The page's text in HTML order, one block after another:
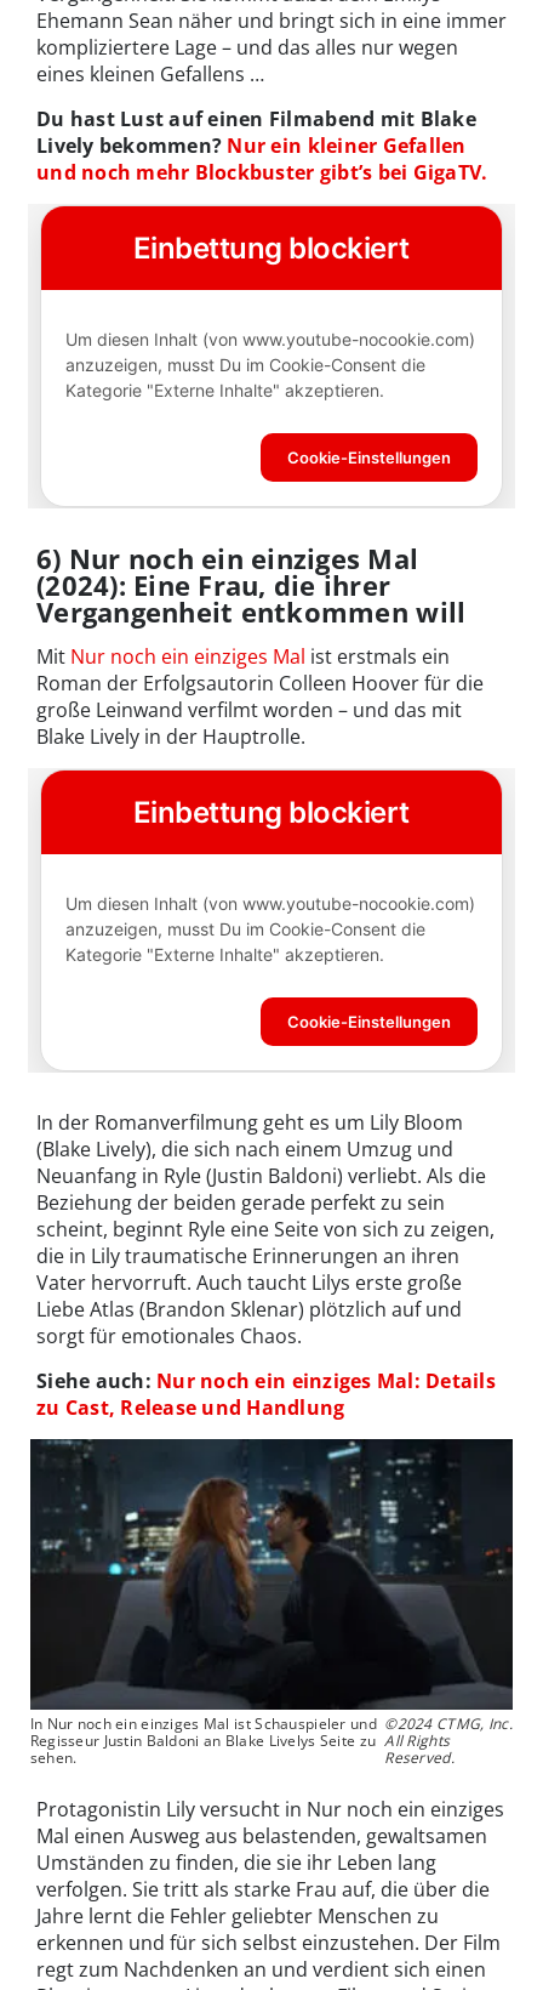
Ehemann Sean näher und bringt sich in eine immer
kompliziertere Lage – und das alles nur wegen
eines kleinen Gefallens …
Du hast Lust auf einen Filmabend mit Blake
Lively bekommen? Nur ein kleiner Gefallen
und noch mehr Blockbuster gibt’s bei GigaTV.
6) Nur noch ein einziges Mal
(2024): Eine Frau, die ihrer
Vergangenheit entkommen will
Mit Nur noch ein einziges Mal ist erstmals ein
Roman der Erfolgsautorin Colleen Hoover für die
große Leinwand verfilmt worden – und das mit
Blake Lively in der Hauptrolle.
In der Romanverfilmung geht es um Lily Bloom
(Blake Lively), die sich nach einem Umzug und
Neuanfang in Ryle (Justin Baldoni) verliebt. Als die
Beziehung der beiden gerade perfekt zu sein
scheint, beginnt Ryle eine Seite von sich zu zeigen,
die in Lily traumatische Erinnerungen an ihren
Vater hervorruft. Auch taucht Lilys erste große
Liebe Atlas (Brandon Sklenar) plötzlich auf und
sorgt für emotionales Chaos.
Siehe auch: Nur noch ein einziges Mal: Details
zu Cast, Release und Handlung
In Nur noch ein einziges Mal ist Schauspieler und
Regisseur Justin Baldoni an Blake Livelys Seite zu
sehen.
©2024 CTMG, Inc.
All Rights
Reserved.
Protagonistin Lily versucht in Nur noch ein einziges
Mal einen Ausweg aus belastenden, gewaltsamen
Umständen zu finden, die sie ihr Leben lang
verfolgen. Sie tritt als starke Frau auf, die über die
Jahre lernt die Fehler geliebter Menschen zu
erkennen und für sich selbst einzustehen. Der Film
regt zum Nachdenken an und verdient sich einen